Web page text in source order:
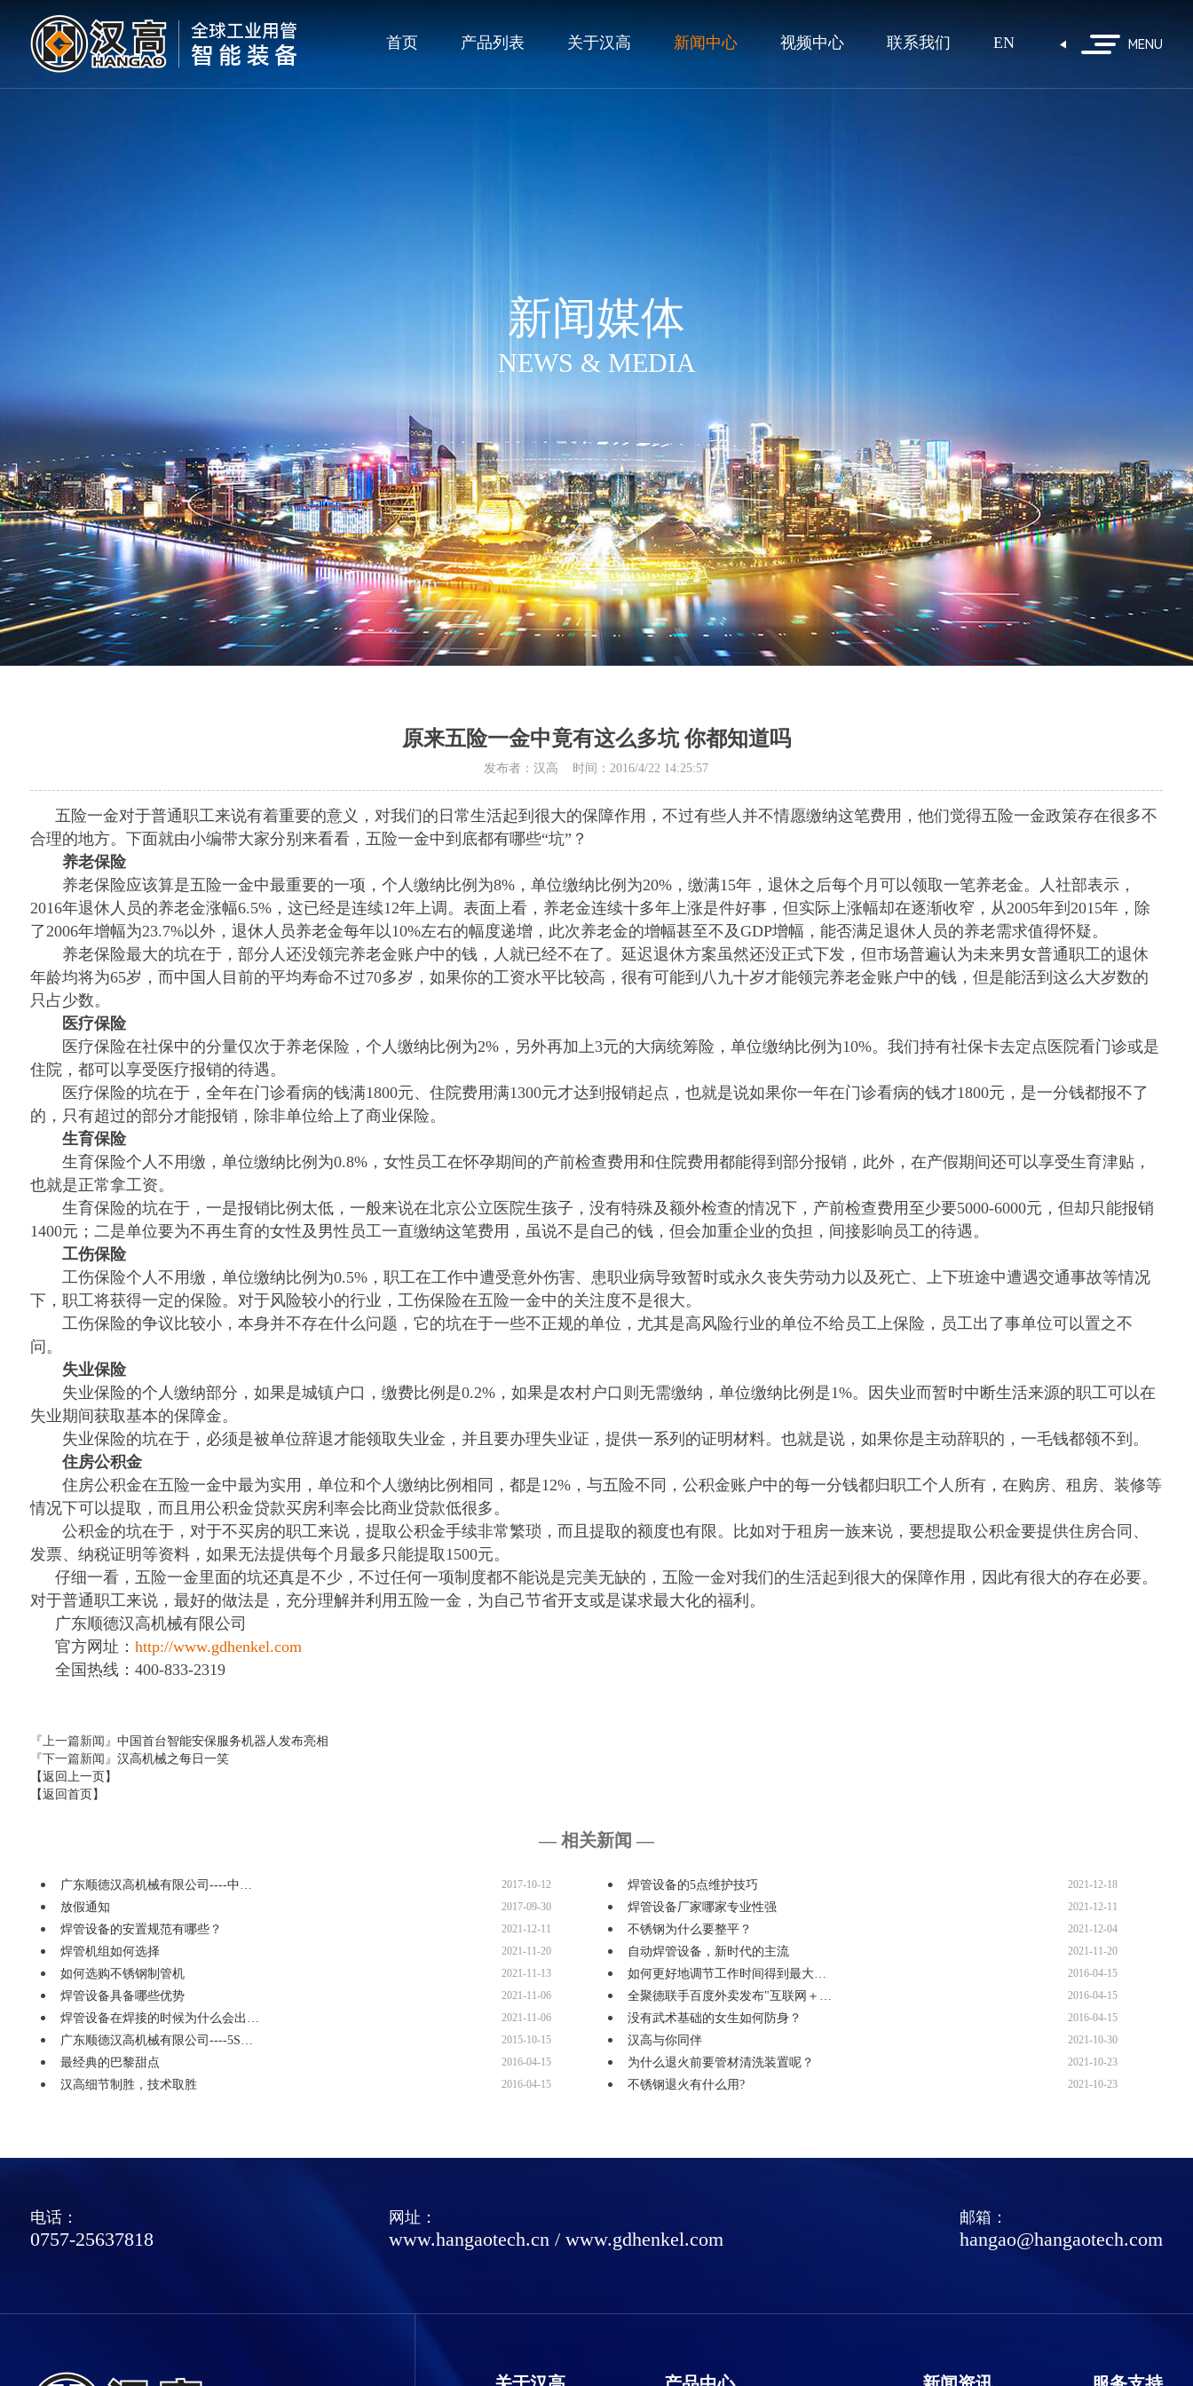
首页 产品列表 关于汉高 新闻中心 视频中心 联系我们 EN MENU
新闻媒体
NEWS & MEDIA
原来五险一金中竟有这么多坑 你都知道吗
发布者：汉高 时间：2016/4/22 14:25:57
五险一金对于普通职工来说有着重要的意义，对我们的日常生活起到很大的保障作用，不过有些人并不情愿缴纳这笔费用，他们觉得五险一金政策存在很多不
合理的地方。下面就由小编带大家分别来看看，五险一金中到底都有哪些“坑”？
养老保险
养老保险应该算是五险一金中最重要的一项，个人缴纳比例为8%，单位缴纳比例为20%，缴满15年，退休之后每个月可以领取一笔养老金。人社部表示，
2016年退休人员的养老金涨幅6.5%，这已经是连续12年上调。表面上看，养老金连续十多年上涨是件好事，但实际上涨幅却在逐渐收窄，从2005年到 2015年，除
了2006年增幅为23.7%以外，退休人员养老金每年以10%左右的幅度递增，此次养老金的增幅甚至不及GDP增幅，能否满足退休人员的养老需求值得怀疑。
养老保险最大的坑在于，部分人还没领完养老金账户中的钱，人就已经不在了。延迟退休方案虽然还没正式下发，但市场普遍认为未来男女普通职工的退休
年龄均将为65岁，而中国人目前的平均寿命不过70多岁，如果你的工资水平比较高，很有可能到八九十岁才能领完养老金账户中的钱，但是能活到这么大岁数的
只占少数。
医疗保险
医疗保险在社保中的分量仅次于养老保险，个人缴纳比例为2%，另外再加上3元的大病统筹险，单位缴纳比例为10%。我们持有社保卡去定点医院看门诊或是
住院，都可以享受医疗报销的待遇。
医疗保险的坑在于，全年在门诊看病的钱满1800元、住院费用满1300元才达到报销起点，也就是说如果你一年在门诊看病的钱才1800元，是一分钱都报不了
的，只有超过的部分才能报销，除非单位给上了商业保险。
生育保险
生育保险个人不用缴，单位缴纳比例为0.8%，女性员工在怀孕期间的产前检查费用和住院费用都能得到部分报销，此外，在产假期间还可以享受生育津贴，
也就是正常拿工资。
生育保险的坑在于，一是报销比例太低，一般来说在北京公立医院生孩子，没有特殊及额外检查的情况下，产前检查费用至少要5000-6000元，但却只能报销
1400元；二是单位要为不再生育的女性及男性员工一直缴纳这笔费用，虽说不是自己的钱，但会加重企业的负担，间接影响员工的待遇。
工伤保险
工伤保险个人不用缴，单位缴纳比例为0.5%，职工在工作中遭受意外伤害、患职业病导致暂时或永久丧失劳动力以及死亡、上下班途中遭遇交通事故等情况
下，职工将获得一定的保险。对于风险较小的行业，工伤保险在五险一金中的关注度不是很大。
工伤保险的争议比较小，本身并不存在什么问题，它的坑在于一些不正规的单位，尤其是高风险行业的单位不给员工上保险，员工出了事单位可以置之不
问。
失业保险
失业保险的个人缴纳部分，如果是城镇户口，缴费比例是0.2%，如果是农村户口则无需缴纳，单位缴纳比例是1%。因失业而暂时中断生活来源的职工可以在
失业期间获取基本的保障金。
失业保险的坑在于，必须是被单位辞退才能领取失业金，并且要办理失业证，提供一系列的证明材料。也就是说，如果你是主动辞职的，一毛钱都领不到。
住房公积金
住房公积金在五险一金中最为实用，单位和个人缴纳比例相同，都是12%，与五险不同，公积金账户中的每一分钱都归职工个人所有，在购房、租房、装修等
情况下可以提取，而且用公积金贷款买房利率会比商业贷款低很多。
公积金的坑在于，对于不买房的职工来说，提取公积金手续非常繁琐，而且提取的额度也有限。比如对于租房一族来说，要想提取公积金要提供住房合同、
发票、纳税证明等资料，如果无法提供每个月最多只能提取1500元。
仔细一看，五险一金里面的坑还真是不少，不过任何一项制度都不能说是完美无缺的，五险一金对我们的生活起到很大的保障作用，因此有很大的存在必要。
对于普通职工来说，最好的做法是，充分理解并利用五险一金，为自己节省开支或是谋求最大化的福利。
广东顺德汉高机械有限公司
官方网址： http://www.gdhenkel.com
全国热线： 400-833-2319
『上一篇新闻』 中国首台智能安保服务机器人发布亮相
『下一篇新闻』 汉高机械之每日一笑
【返回上一页】
【返回首页】
— 相关新闻 —
广东顺德汉高机械有限公司----中… 2017-10-12 焊管设备的5点维护技巧 2021-12-18
放假通知 2017-09-30 焊管设备厂家哪家专业性强 2021-12-11
焊管设备的安置规范有哪些？ 2021-12-11 不锈钢为什么要整平？ 2021-12-04
焊管机组如何选择 2021-11-20 自动焊管设备，新时代的主流 2021-11-20
如何选购不锈钢制管机 2021-11-13 如何更好地调节工作时间得到最大… 2016-04-15
焊管设备具备哪些优势 2021-11-06 全聚德联手百度外卖发布"互联网＋… 2016-04-15
焊管设备在焊接的时候为什么会出… 2021-11-06 没有武术基础的女生如何防身？ 2016-04-15
广东顺德汉高机械有限公司----5S… 2015-10-15 汉高与你同伴 2021-10-30
最经典的巴黎甜点 2016-04-15 为什么退火前要管材清洗装置呢？ 2021-10-23
汉高细节制胜，技术取胜 2016-04-15 不锈钢退火有什么用? 2021-10-23
电话：
0757-25637818
网址：
www.hangaotech.cn /www.gdhenkel.com
邮箱：
hangao@hangaotech.com